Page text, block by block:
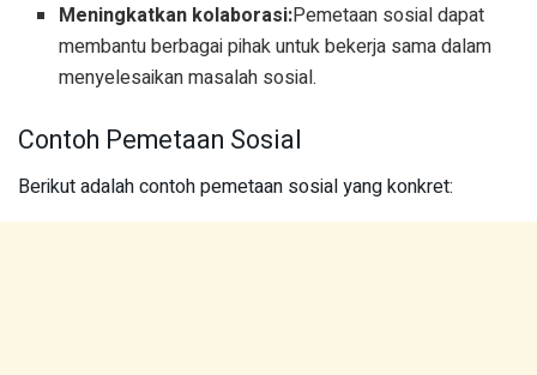
Meningkatkan kolaborasi:Pemetaan sosial dapat
membantu berbagai pihak untuk bekerja sama dalam
menyelesaikan masalah sosial.
Contoh Pemetaan Sosial
Berikut adalah contoh pemetaan sosial yang konkret: